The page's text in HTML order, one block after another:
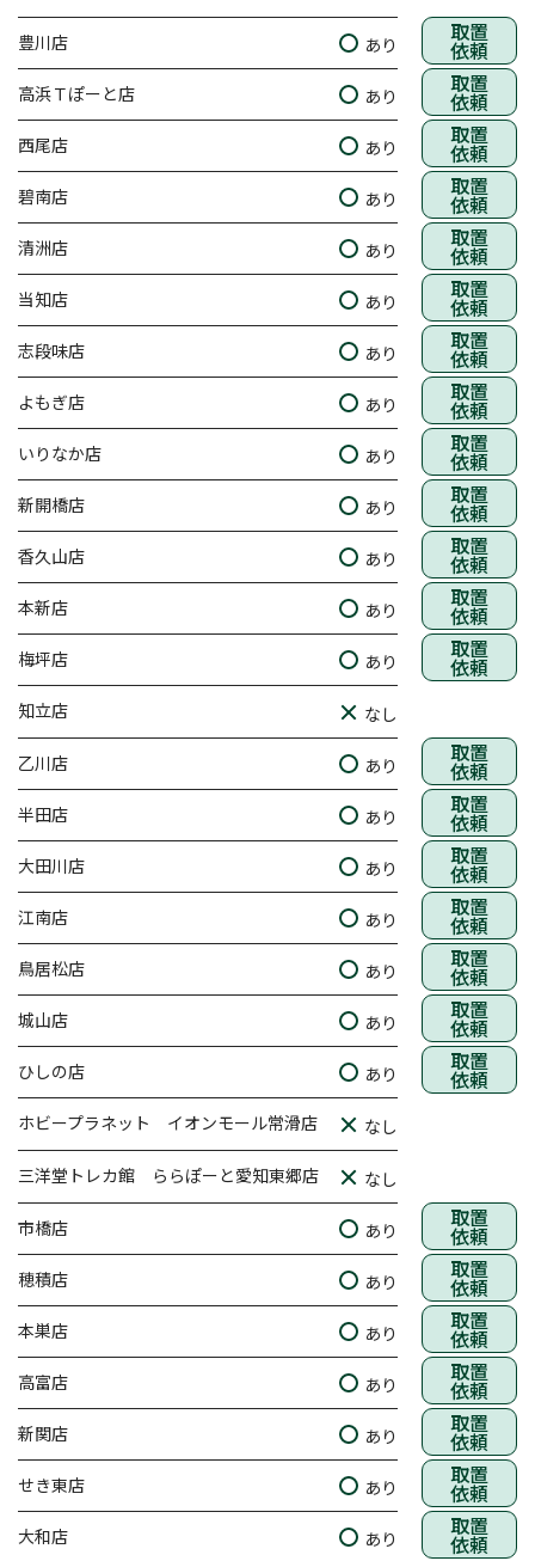
豊川店 あり 取置
依頼
高浜Ｔぽーと店 あり 取置
依頼
西尾店 あり 取置
依頼
碧南店 あり 取置
依頼
清洲店 あり 取置
依頼
当知店 あり 取置
依頼
志段味店 あり 取置
依頼
よもぎ店 あり 取置
依頼
いりなか店 あり 取置
依頼
新開橋店 あり 取置
依頼
香久山店 あり 取置
依頼
本新店 あり 取置
依頼
梅坪店 あり 取置
依頼
知立店 なし
乙川店 あり 取置
依頼
半田店 あり 取置
依頼
大田川店 あり 取置
依頼
江南店 あり 取置
依頼
鳥居松店 あり 取置
依頼
城山店 あり 取置
依頼
ひしの店 あり 取置
依頼
ホビープラネット イオンモール常滑店 なし
三洋堂トレカ館 ららぽーと愛知東郷店 なし
市橋店 あり 取置
依頼
穂積店 あり 取置
依頼
本巣店 あり 取置
依頼
高富店 あり 取置
依頼
新関店 あり 取置
依頼
せき東店 あり 取置
依頼
大和店 あり 取置
依頼